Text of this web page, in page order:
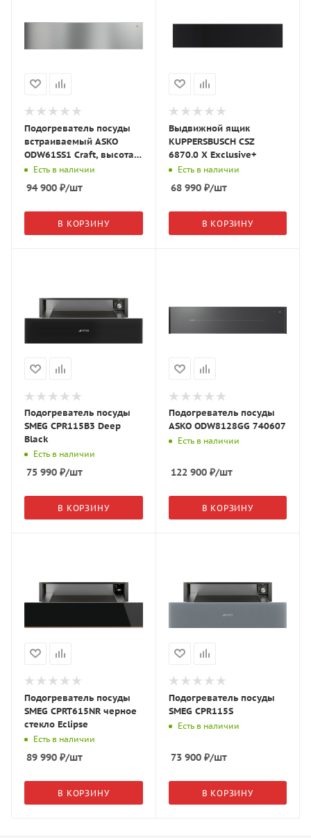
Подогреватель посуды
встраиваемый ASKO
ODW61SS1 Craft, высота
14 см, нержавеющая
сталь, 746755
Есть в наличии
94 900 ₽/шт
В КОРЗИНУ
Выдвижной ящик
KUPPERSBUSCH CSZ
6870.0 X Exclusive+
Есть в наличии
68 990₽/шт
В КОРЗИНУ
Подогреватель посуды
SMEG CPR115B3 Deep
Black
Есть в наличии
75 990 ₽/шт
В КОРЗИНУ
Подогреватель посуды
ASKO ODW8128GG 740607
Есть в наличии
122 900₽/шт
В КОРЗИНУ
Подогреватель посуды
SMEG CPRT615NR черное
стекло Eclipse
Есть в наличии
89 990 ₽/шт
В КОРЗИНУ
Подогреватель посуды
SMEG CPR115S
Есть в наличии
73 900₽/шт
В КОРЗИНУ